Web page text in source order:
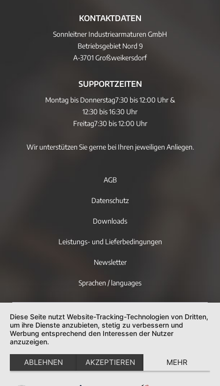
KONTAKTDATEN
Sonnleitner Industriearmaturen GmbH
Betriebsgebiet Nord 9
A-3701 Großweikersdorf
SUPPORTZEITEN
Montag bis Donnerstag7:30 bis 12:00 Uhr &
12:30 bis 16:30 Uhr
Freitag7:30 bis 12:00 Uhr
Wir unterstützen Sie gerne bei Ihren jeweiligen Anliegen.
AGB
Datenschutz
Downloads
Leistungs- und Lieferbedingungen
Newsletter
Sprachen / languages
Diese Seite nutzt Website-Tracking-Technologien von Dritten,
um ihre Dienste anzubieten, stetig zu verbessern und
Werbung entsprechend den Interessen der Nutzer
anzuzeigen.
ABLEHNEN AKZEPTIEREN MEHR